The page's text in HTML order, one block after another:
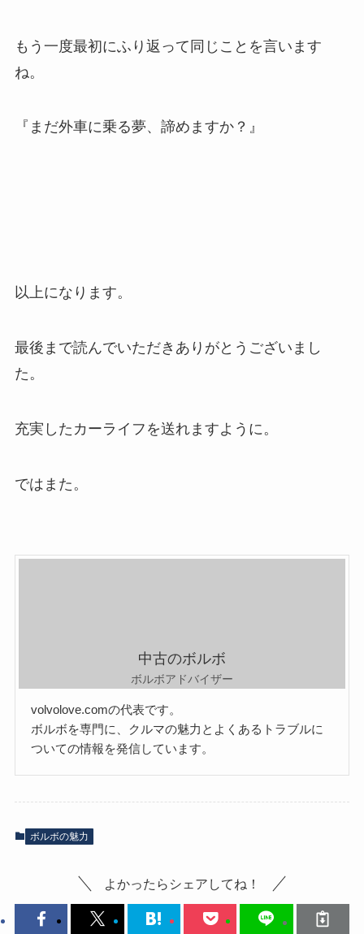
もう一度最初にふり返って同じことを言います
ね。
『まだ外車に乗る夢、諦めますか？』
以上になります。
最後まで読んでいただきありがとうございまし
た。
充実したカーライフを送れますように。
ではまた。
中古のボルボ
ボルボアドバイザー
volvolove.comの代表です。
ボルボを専門に、クルマの魅力とよくあるトラブルに
ついての情報を発信しています。
ボルボの魅力
よかったらシェアしてね！